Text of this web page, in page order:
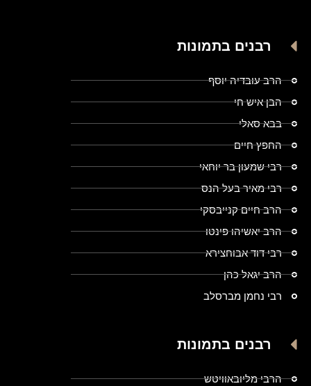
רבנים בתמונות
הרב עובדיה יוסף
הבן איש חי
בבא סאלי
החפץ חיים
רבי שמעון בר יוחאי
רבי מאיר בעל הנס
הרב חיים קנייבסקי
הרב יאשיהו פינטו
רבי דוד אבוחצירא
הרב יגאל כהן
רבי נחמן מברסלב
רבנים בתמונות
הרבי מליובאוויטש